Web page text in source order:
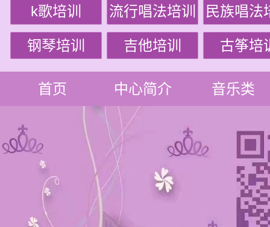
k歌培训 流行唱法培训 民族唱法
钢琴培训 吉他培训 古筝培
首页 中心简介 音乐类